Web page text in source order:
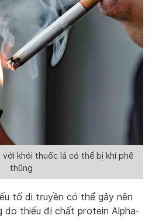
khói thuốc lá có thể bị khí phế
thũng
tố di truyền có thể gây nên
do thiếu đi chất protein Alpha-